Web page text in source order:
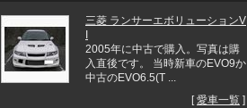
三菱 ランサーエボリューションV
2005年に中古で購入。写真は購
入直後です。 当時新車のEVO9か
中古のEVO6.5(T ...
[愛車一覧 ]